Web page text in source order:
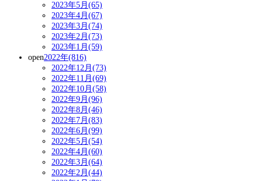
2023年5月(65)
2023年4月(67)
2023年3月(74)
2023年2月(73)
2023年1月(59)
open2022年(816)
2022年12月(73)
2022年11月(69)
2022年10月(58)
2022年9月(96)
2022年8月(46)
2022年7月(83)
2022年6月(99)
2022年5月(54)
2022年4月(60)
2022年3月(64)
2022年2月(44)